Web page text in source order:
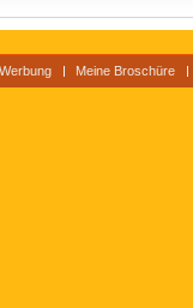
Werbung Meine Broschüre